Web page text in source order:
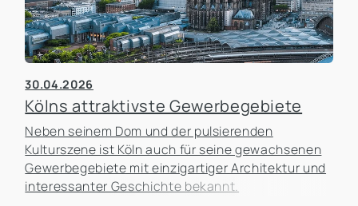
30.04.2026
Kölns attraktivste Gewerbegebiete
Neben seinem Dom und der pulsierenden
Kulturszene ist Köln auch für seine gewachsenen
Gewerbegebiete mit einzigartiger Architektur und
interessanter Geschichte bekannt.